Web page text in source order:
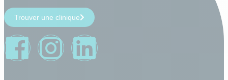
Trouver une clinique